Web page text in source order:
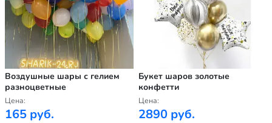
Воздушные шары с гелием
разноцветные
Цена:
165 руб.
Букет шаров золотые
конфетти
Цена:
2890 руб.